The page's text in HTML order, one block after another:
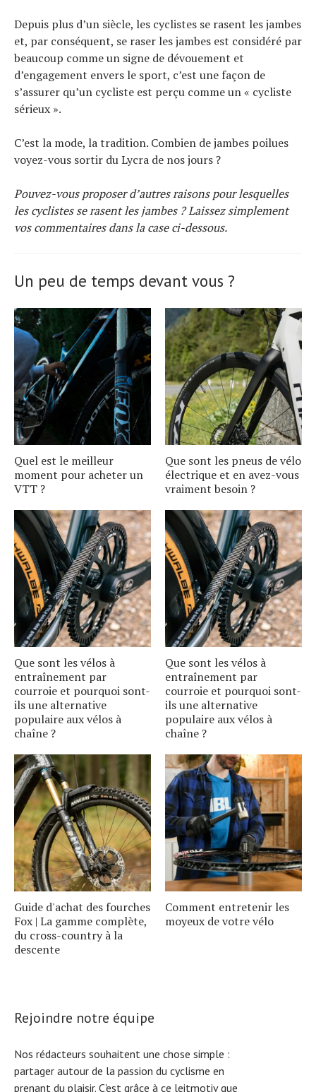
Depuis plus d’un siècle, les cyclistes se rasent les jambes
et, par conséquent, se raser les jambes est considéré par
beaucoup comme un signe de dévouement et
d’engagement envers le sport, c’est une façon de
s’assurer qu’un cycliste est perçu comme un « cycliste
sérieux ».
C’est la mode, la tradition. Combien de jambes poilues
voyez-vous sortir du Lycra de nos jours ?
Pouvez-vous proposer d’autres raisons pour lesquelles
les cyclistes se rasent les jambes ? Laissez simplement
vos commentaires dans la case ci-dessous.
Un peu de temps devant vous ?
Quel est le meilleur
moment pour acheter un
VTT ?
Que sont les pneus de vélo
électrique et en avez-vous
vraiment besoin ?
Que sont les vélos à
entraînement par
courroie et pourquoi sont-
ils une alternative
populaire aux vélos à
chaîne ?
Que sont les vélos à
entraînement par
courroie et pourquoi sont-
ils une alternative
populaire aux vélos à
chaîne ?
Guide d'achat des fourches
Fox | La gamme complète,
du cross-country à la
descente
Comment entretenir les
moyeux de votre vélo
Rejoindre notre équipe
Nos rédacteurs souhaitent une chose simple :
partager autour de la passion du cyclisme en
prenant du plaisir. C'est grâce à ce leitmotiv que